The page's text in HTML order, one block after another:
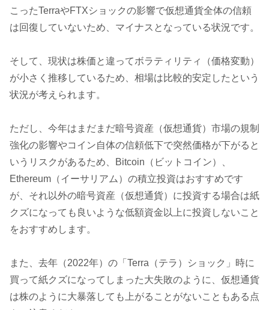
こったTerraやFTXショックの影響で仮想通貨全体の信頼
は回復していないため、マイナスとなっている状況です。
そして、現状は株価と違ってボラティリティ（価格変動）
が小さく推移しているため、相場は比較的安定したという
状況が考えられます。
ただし、今年はまだまだ暗号資産（仮想通貨）市場の規制
強化の影響やコイン自体の信頼低下で突然価格が下がると
いうリスクがあるため、Bitcoin（ビットコイン）、
Ethereum（イーサリアム）の積立投資はおすすめです
が、それ以外の暗号資産（仮想通貨）に投資する場合は紙
クズになっても良いような低額資金以上に投資しないこと
をおすすめします。
また、去年（2022年）の「Terra（テラ）ショック」時に
買って紙クズになってしまった大失敗のように、仮想通貨
は株のように大暴落しても上がることがないこともある点